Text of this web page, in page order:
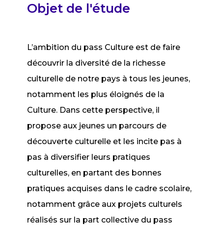
Objet de l'étude
L’ambition du pass Culture est de faire
découvrir la diversité de la richesse
culturelle de notre pays à tous les jeunes,
notamment les plus éloignés de la
Culture. Dans cette perspective, il
propose aux jeunes un parcours de
découverte culturelle et les incite pas à
pas à diversifier leurs pratiques
culturelles, en partant des bonnes
pratiques acquises dans le cadre scolaire,
notamment grâce aux projets culturels
réalisés sur la part collective du pass